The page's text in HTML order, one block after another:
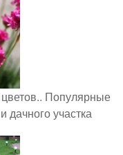
Популярные
дачного участка